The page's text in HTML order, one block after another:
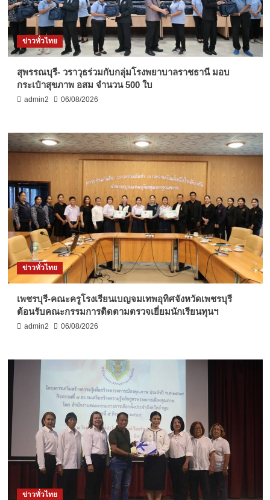
ข่าวทั่วไทย
สุพรรณบุรี- วราวุธร่วมกับกลุ่มโรงพยาบาลราชธานี มอบ
กระเป๋าสุขภาพ อสม จำนวน 500 ใบ
admin2 06/08/2026
ข่าวทั่วไทย
เพชรบุรี-คณะครูโรงเรียนเบญจมเทพอุทิศจังหวัดเพชรบุรี
ต้อนรับคณะกรรมการติดตามตรวจเยี่ยมนักเรียนทุนฯ
admin2 06/08/2026
ข่าวทั่วไทย